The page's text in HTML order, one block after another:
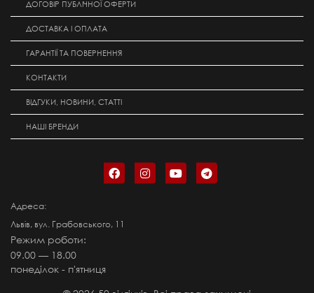
ДОГОВІР ПУБЛІЧНОЇ ОФЕРТИ
ДОСТАВКА І ОПЛАТА
ГАРАНТІЇ ТА ПОВЕРНЕННЯ
КОНТАКТИ
ВІДГУКИ, НОВИНИ, СТАТТІ
НАШІ БРЕНДИ
Адреса:
Львів, вул. Грабовського, 11
Режим роботи:
09.00 — 18.00
понеділок - п'ятниця